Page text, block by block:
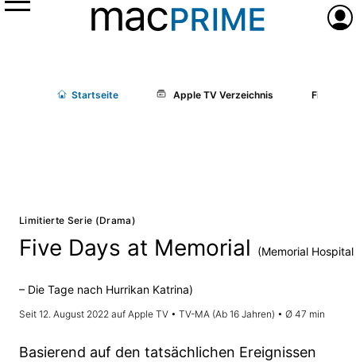
Menü
Startseite Apple TV Verzeichnis Five
Limitierte Serie (Drama)
Five Days at Memorial (Memorial Hospital
– Die Tage nach Hurrikan Katrina)
Seit 12. August 2022 auf Apple TV • TV-MA (Ab 16 Jahren) • Ø 47 min
Basierend auf den tatsächlichen Ereignissen